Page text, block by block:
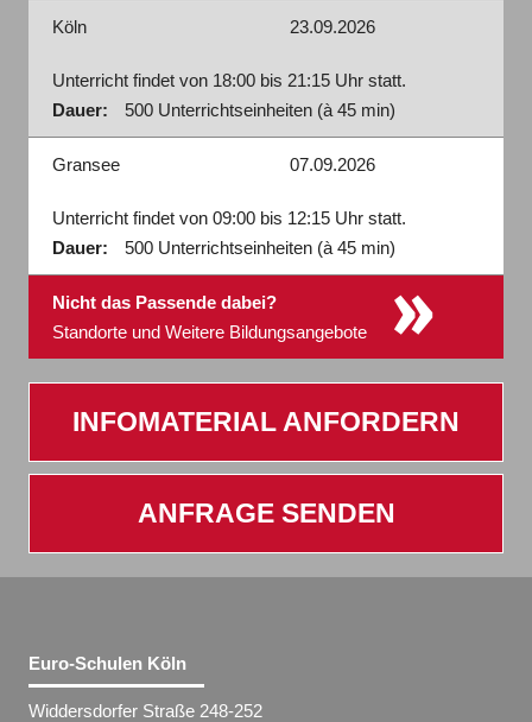
Gransee 07.09.2026
Unterricht findet von 09:00 bis 12:15 Uhr statt.
Dauer:
500 Unterrichtseinheiten (à 45 min)
Köln 23.09.2026
Unterricht findet von 18:00 bis 21:15 Uhr statt.
Dauer:
500 Unterrichtseinheiten (à 45 min)
Nicht das Passende dabei?
Standorte und Weitere Bildungsangebote
»
INFOMATERIAL ANFORDERN
ANFRAGE SENDEN
Euro-Schulen Köln
Widdersdorfer Straße 248-252